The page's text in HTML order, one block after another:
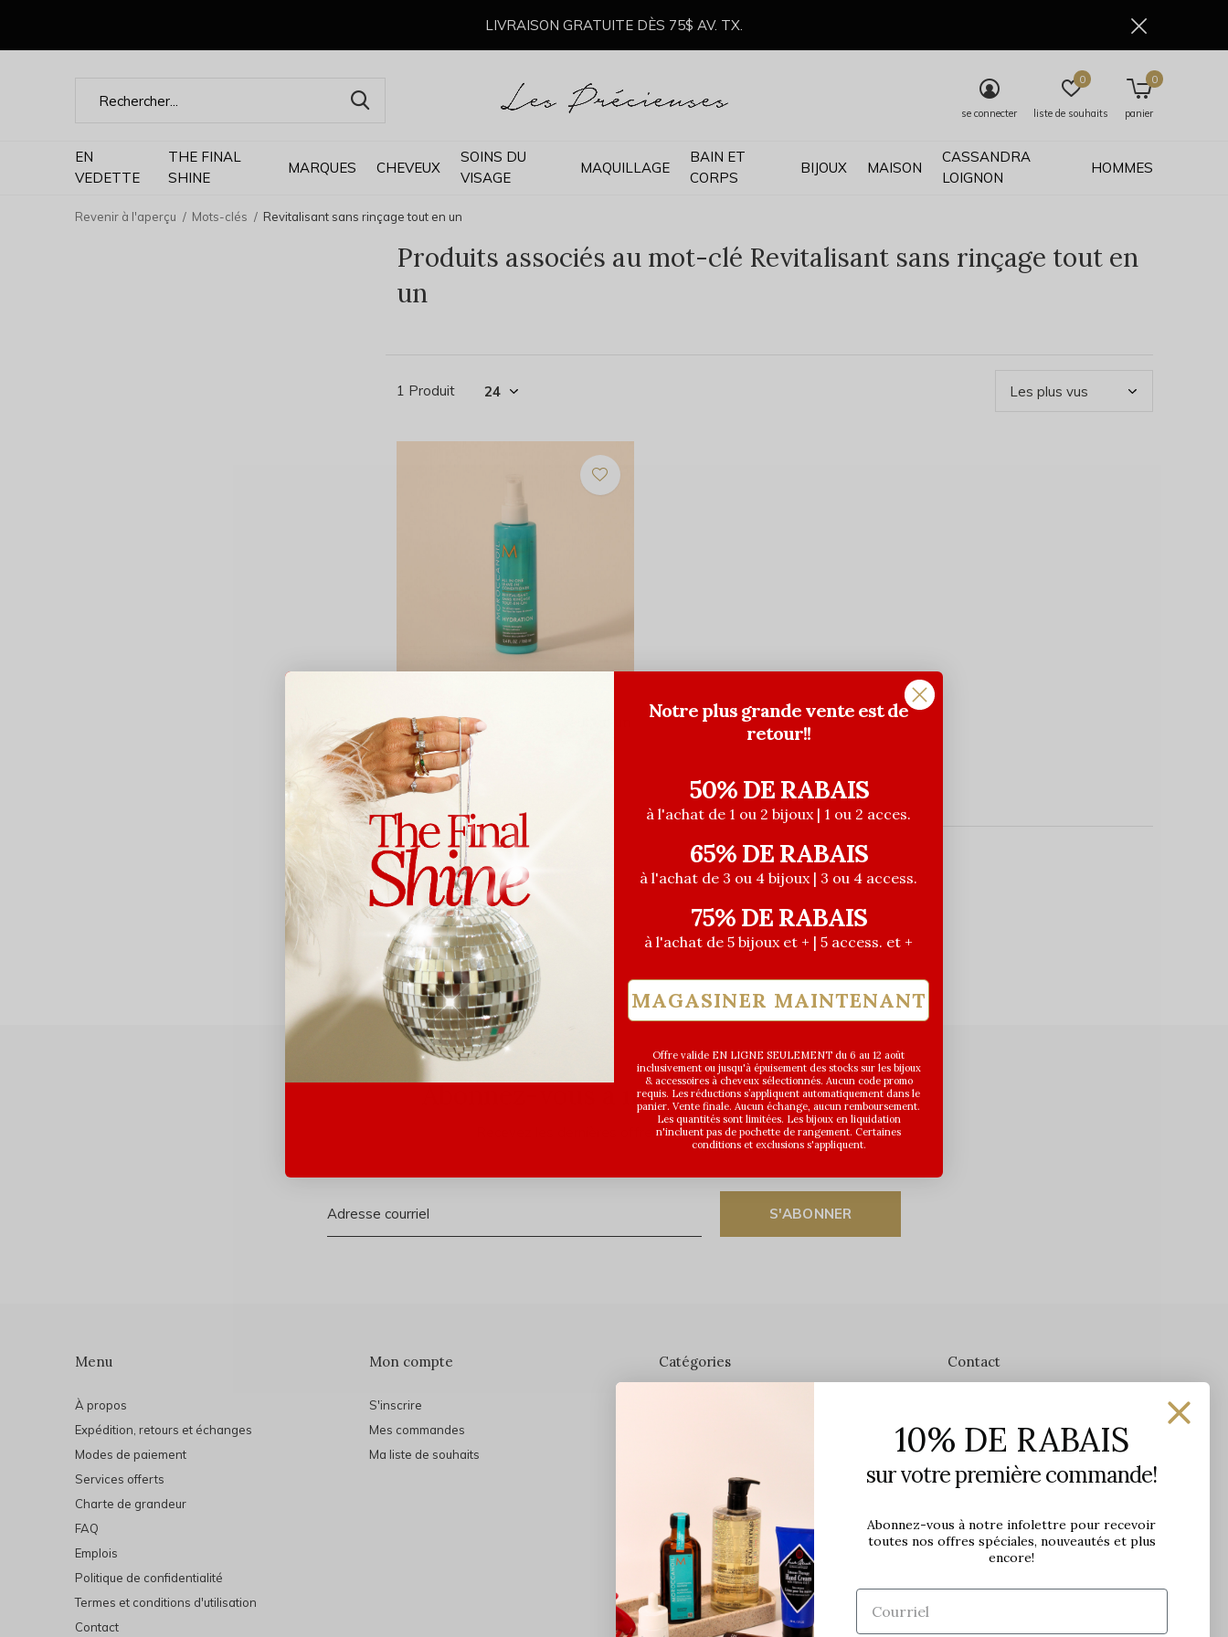
EN
VEDETTE
THE FINAL
SHINE
MARQUES CHEVEUX
SOINS DU
VISAGE
MAQUILLAGE
BAIN ET
CORPS
BIJOUX MAISON
CASSANDRA
LOIGNON
HOMMES
se connecter liste de souhaits
0
panier
0
LIVRAISON GRATUITE DÈS 75$ AV. TX.
Revenir à l'aperçu Mots-clés Revitalisant sans rinçage tout en un
Produits associés au mot-clé Revitalisant sans rinçage tout en
un
1 Produit
Revitalisant sans rinçage tout en un
- 160ml
40,00$CA
Avant les taxes
Vu de 1 à 1 produits
Abonnez-vous à notre infolettre
Recevez les dernières offres et promotions
S'ABONNER
Menu
À propos
Expédition, retours et échanges
Modes de paiement
Services offerts
Charte de grandeur
FAQ
Emplois
Politique de confidentialité
Termes et conditions d'utilisation
Contact
Mon compte
S'inscrire
Mes commandes
Ma liste de souhaits
Catégories
Soins du visage
Maquillage
Bain et Corps
Bijoux
Contact
1650 avenue Jules-Verne, Local 103
G2G 2R1, Québec, Canada
Lundi: 9h - 17h
Mardi: 9h - 17h
Mercredi: 9h - 18h
Jeudi: 9h - 21h
Samedi: 9h à 17h
Notre plus grande vente est de
retour!!
50% DE RABAIS
à l'achat de 1 ou 2 bijoux | 1 ou 2 acces.
65% DE RABAIS
à l'achat de 3 ou 4 bijoux | 3 ou 4 access.
75% DE RABAIS
à l'achat de 5 bijoux et + | 5 access. et +
MAGASINER MAINTENANT
Offre valide EN LIGNE SEULEMENT du 6 au 12 août
inclusivement ou jusqu'à épuisement des stocks sur les bijoux
& accessoires à cheveux sélectionnés. Aucun code promo
requis. Les réductions s’appliquent automatiquement dans le
panier. Vente finale. Aucun échange, aucun remboursement.
Les quantités sont limitées. Les bijoux en liquidation
n'incluent pas de pochette de rangement. Certaines
conditions et exclusions s'appliquent.
10% DE RABAIS
sur votre première commande!
Abonnez-vous à notre infolettre pour recevoir
toutes nos offres spéciales, nouveautés et plus
encore!